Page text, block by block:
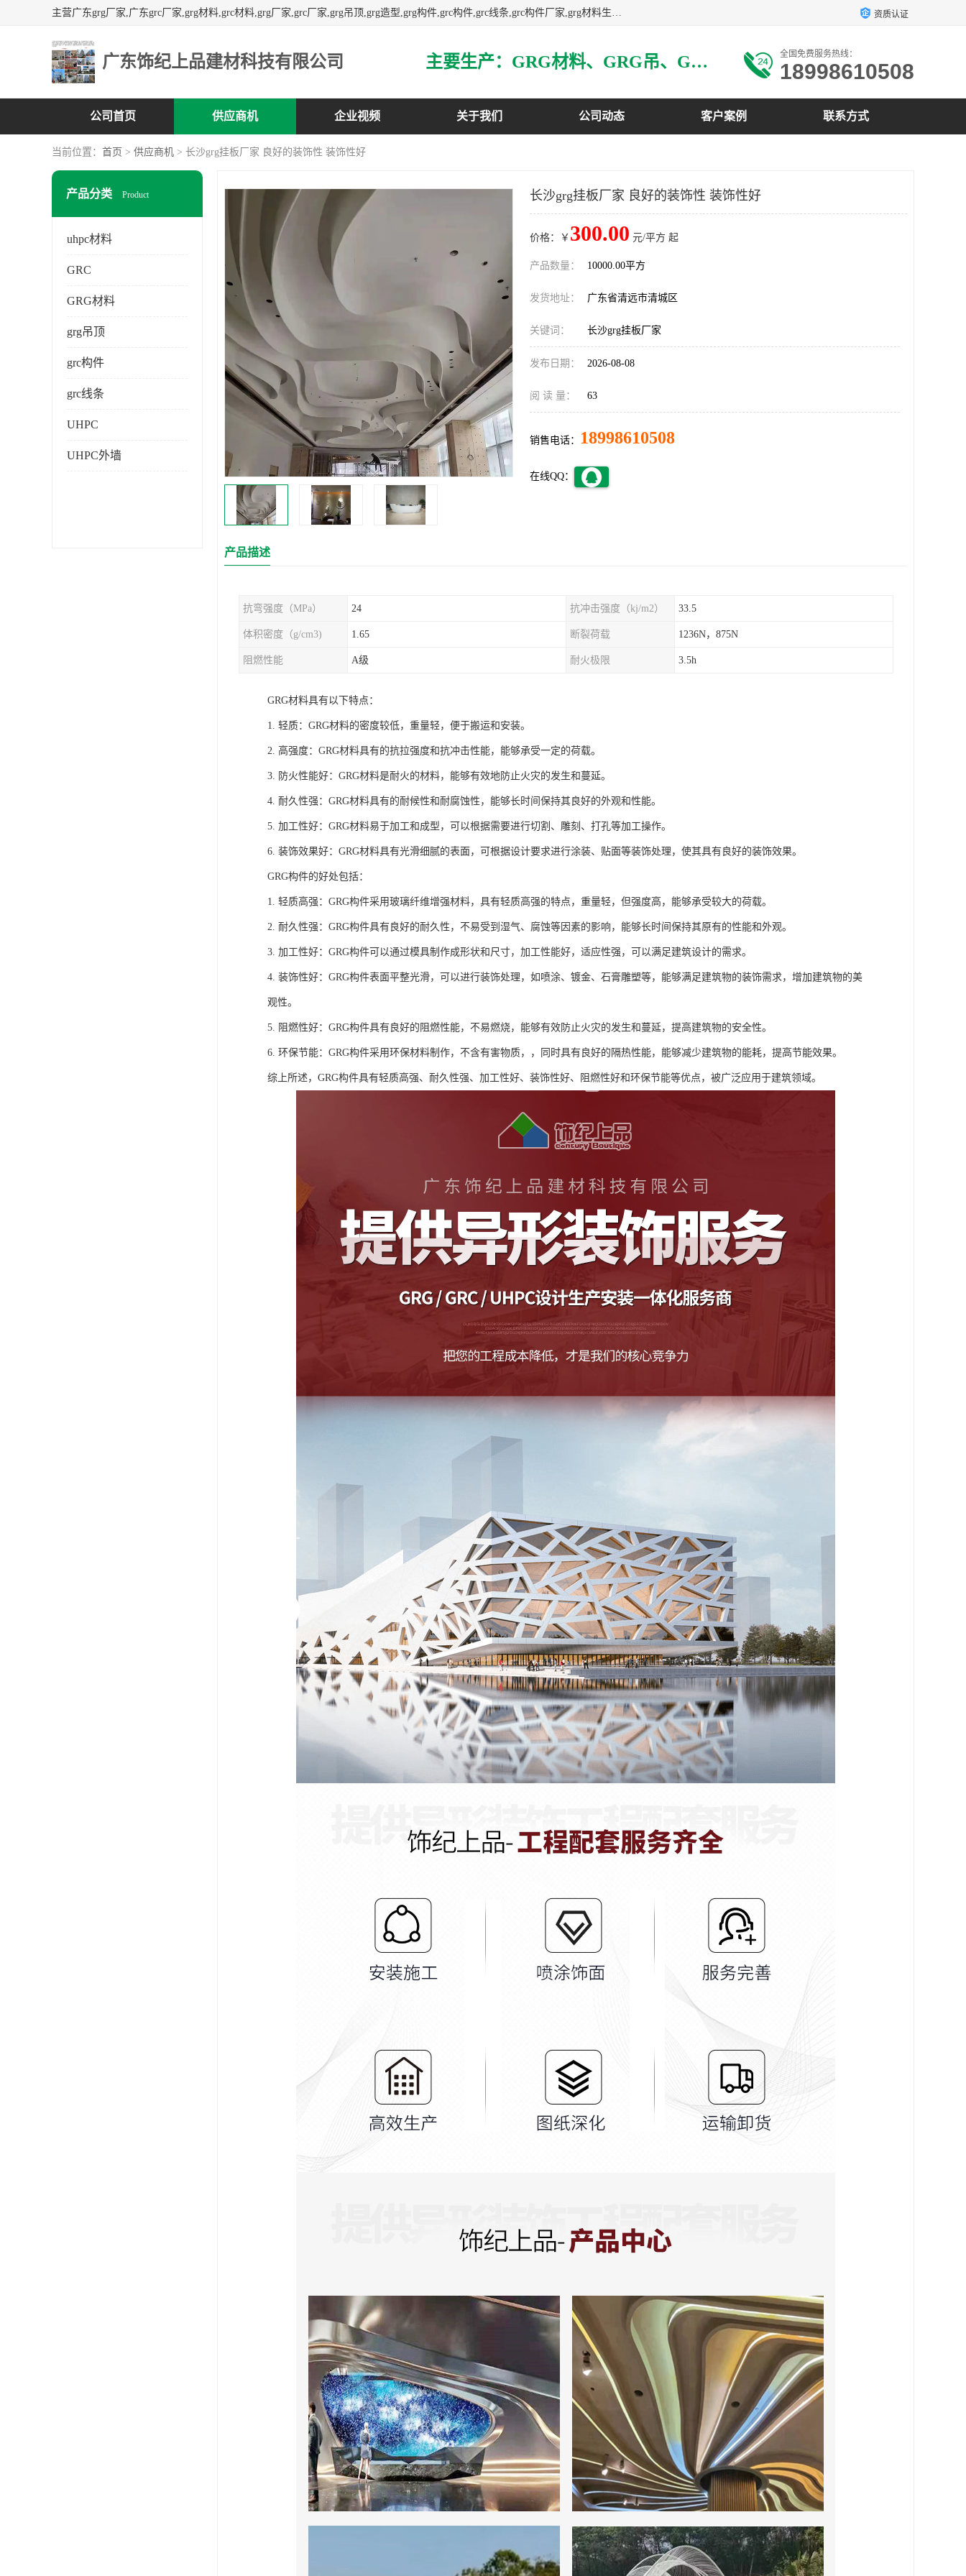
主营广东grg厂家,广东grc厂家,grg材料,grc材料,grg厂家,grc厂家,grg吊顶,grg造型,grg构件,grc构件,grc线条,grc构件厂家,grg材料生产厂家,grg材料定制,uhpc,uhpc厂家,uhpc外墙挂板,uhpc镂空幕墙板,3万平方厂房,如果您对我公司的产品服务感兴趣,请联系我们. 资质认证
广东饰纪上品建材科技有限公司 主要生产：GRG材料、GRG吊、GRG构件、GRG线条、GRG艺术造型、GRG吊材料等 全国免费服务热线：
18998610508
公司首页 供应商机 企业视频 关于我们 公司动态 客户案例 联系方式
当前位置： 首页 > 供应商机 > 长沙grg挂板厂家 良好的装饰性 装饰性好
产品分类 Product
uhpc材料
GRC
GRG材料
grg吊顶
grc构件
grc线条
UHPC
UHPC外墙
长沙grg挂板厂家 良好的装饰性 装饰性好
价格：￥ 300.00 元/平方 起
产品数量： 10000.00平方
发货地址： 广东省清远市清城区
关键词： 长沙grg挂板厂家
发布日期： 2026-08-08
阅 读 量： 63
销售电话： 18998610508
在线QQ：
产品描述
抗弯强度（MPa） 24 抗冲击强度（kj/m2） 33.5
体积密度（g/cm3) 1.65 断裂荷载 1236N，875N
阻燃性能 A级 耐火极限 3.5h
GRG材料具有以下特点：
1. 轻质：GRG材料的密度较低，重量轻，便于搬运和安装。
2. 高强度：GRG材料具有的抗拉强度和抗冲击性能，能够承受一定的荷载。
3. 防火性能好：GRG材料是耐火的材料，能够有效地防止火灾的发生和蔓延。
4. 耐久性强：GRG材料具有的耐候性和耐腐蚀性，能够长时间保持其良好的外观和性能。
5. 加工性好：GRG材料易于加工和成型，可以根据需要进行切割、雕刻、打孔等加工操作。
6. 装饰效果好：GRG材料具有光滑细腻的表面，可根据设计要求进行涂装、贴面等装饰处理，使其具有良好的装饰效果。
GRG构件的好处包括：
1. 轻质高强：GRG构件采用玻璃纤维增强材料，具有轻质高强的特点，重量轻，但强度高，能够承受较大的荷载。
2. 耐久性强：GRG构件具有良好的耐久性，不易受到湿气、腐蚀等因素的影响，能够长时间保持其原有的性能和外观。
3. 加工性好：GRG构件可以通过模具制作成形状和尺寸，加工性能好，适应性强，可以满足建筑设计的需求。
4. 装饰性好：GRG构件表面平整光滑，可以进行装饰处理，如喷涂、镀金、石膏雕塑等，能够满足建筑物的装饰需求，增加建筑物的美
观性。
5. 阻燃性好：GRG构件具有良好的阻燃性能，不易燃烧，能够有效防止火灾的发生和蔓延，提高建筑物的安全性。
6. 环保节能：GRG构件采用环保材料制作，不含有害物质，，同时具有良好的隔热性能，能够减少建筑物的能耗，提高节能效果。
综上所述，GRG构件具有轻质高强、耐久性强、加工性好、装饰性好、阻燃性好和环保节能等优点，被广泛应用于建筑领域。